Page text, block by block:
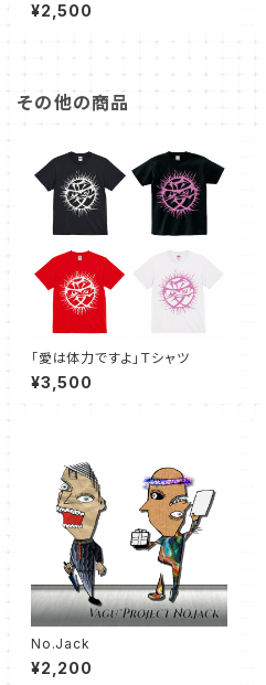
¥2,500
その他の商品
「愛は体力ですよ」Ｔシャツ
¥3,500
No.Jack
¥2,200